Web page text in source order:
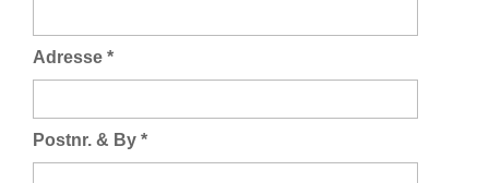
Adresse *
Postnr. & By *